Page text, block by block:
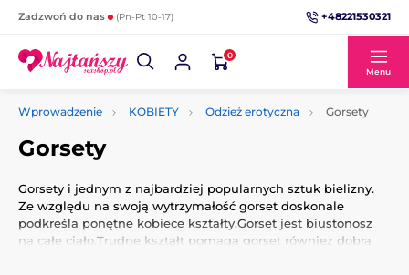
Zadzwoń do nas (Pn-Pt 10-17) +48221530321
0
Menu
Wprowadzenie KOBIETY Odzież erotyczna Gorsety
Gorsety
Gorsety i jednym z najbardziej popularnych sztuk bielizny.
Ze względu na swoją wytrzymałość gorset doskonale
podkreśla ponętne kobiece kształty.Gorset jest biustonosz
na całe ciało.Trudne kształt pomaga gorset również dobrą